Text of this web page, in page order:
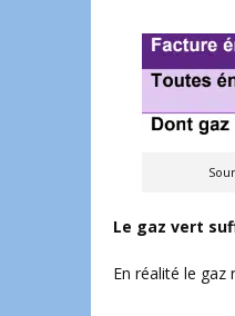
Le gaz vert
En réalité le gaz